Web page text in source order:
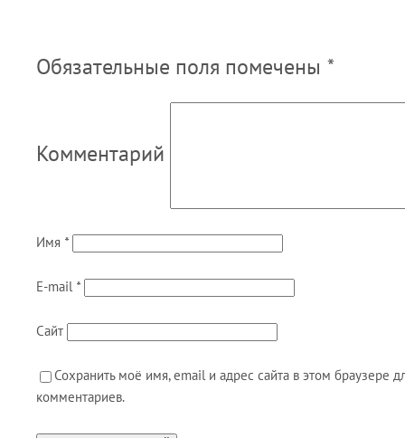
Обязательные поля помечены *
Комментарий
Имя *
E-mail *
Сайт
Сохранить моё имя, email и адрес сайта в этом браузере
комментариев.